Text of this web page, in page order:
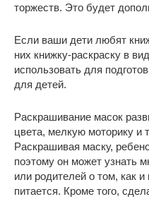
торжеств. Это будет
Если ваши дети любят
них книжку-раскраску в
использовать для
для детей.
Раскрашивание масок
цвета, мелкую моторику и
Раскрашивая маску,
поэтому он может узнать
или родителей о том, как
питается. Кроме того,